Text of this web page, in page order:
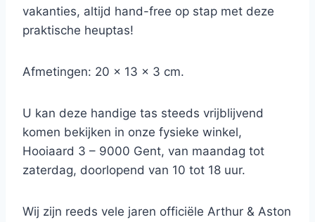
vakanties, altijd hand-free op stap met deze
praktische heuptas!
Afmetingen: 20 x 13 x 3 cm.
U kan deze handige tas steeds vrijblijvend
komen bekijken in onze fysieke winkel,
Hooiaard 3 – 9000 Gent, van maandag tot
zaterdag, doorlopend van 10 tot 18 uur.
Wij zijn reeds vele jaren officiële Arthur & Aston